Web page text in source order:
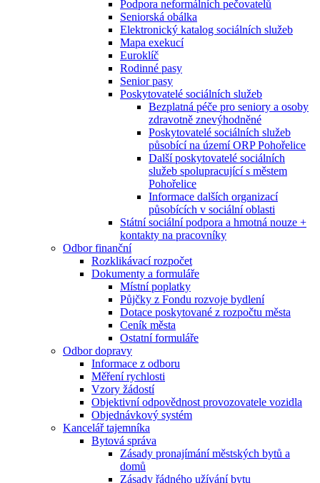
Podpora neformálních pečovatelů
Seniorská obálka
Elektronický katalog sociálních služeb
Mapa exekucí
Euroklíč
Rodinné pasy
Senior pasy
Poskytovatelé sociálních služeb
Bezplatná péče pro seniory a osoby
zdravotně znevýhodněné
Poskytovatelé sociálních služeb
působící na území ORP Pohořelice
Další poskytovatelé sociálních
služeb spolupracující s městem
Pohořelice
Informace dalších organizací
působících v sociální oblasti
Státní sociální podpora a hmotná nouze +
kontakty na pracovníky
Odbor finanční
Rozklikávací rozpočet
Dokumenty a formuláře
Místní poplatky
Půjčky z Fondu rozvoje bydlení
Dotace poskytované z rozpočtu města
Ceník města
Ostatní formuláře
Odbor dopravy
Informace z odboru
Měření rychlosti
Vzory žádostí
Objektivní odpovědnost provozovatele vozidla
Objednávkový systém
Kancelář tajemníka
Bytová správa
Zásady pronajímání městských bytů a
domů
Zásady řádného užívání bytu